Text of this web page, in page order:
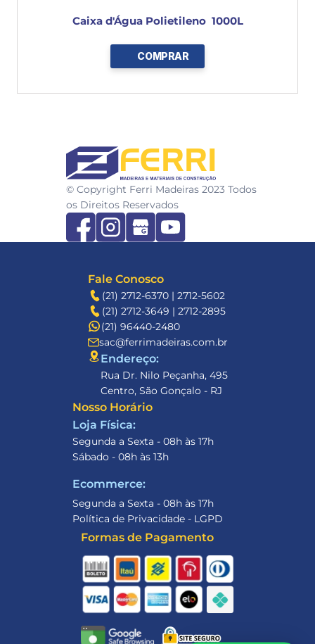
Caixa d'Água Polietileno  1000L
COMPRAR
FERRI
© Copyright Ferri Madeiras 2023 Todos
os Direitos Reservados
Fale Conosco
(21) 2712-6370 | 2712-5602
(21) 2712-3649 | 2712-2895
(21) 96440-2480
sac@ferrimadeiras.com.br
Endereço:
Rua Dr. Nilo Peçanha, 495
Centro, São Gonçalo - RJ
Nosso Horário
Loja Física:
Segunda a Sexta - 08h às 17h
Sábado - 08h às 13h
Ecommerce:
Segunda a Sexta - 08h às 17h
Política de Privacidade - LGPD
Formas de Pagamento
Olá 👋, em que podemos